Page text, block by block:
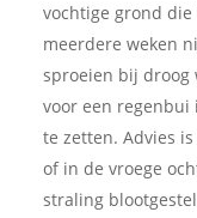
vochtige grond
meerdere weken
sproeien bij droog
voor een
te zetten. Advies
of in de vroege
straling